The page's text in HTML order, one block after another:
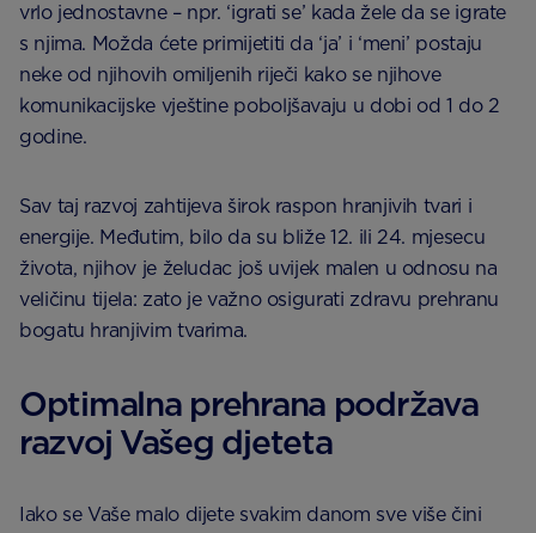
vrlo jednostavne – npr. ‘igrati se’ kada žele da se igrate
s njima. Možda ćete primijetiti da ‘ja’ i ‘meni’ postaju
neke od njihovih omiljenih riječi kako se njihove
komunikacijske vještine poboljšavaju u dobi od 1 do 2
godine.
Sav taj razvoj zahtijeva širok raspon hranjivih tvari i
energije. Međutim, bilo da su bliže 12. ili 24. mjesecu
života, njihov je želudac još uvijek malen u odnosu na
veličinu tijela: zato je važno osigurati zdravu prehranu
bogatu hranjivim tvarima.
Optimalna prehrana podržava
razvoj Vašeg djeteta
Iako se Vaše malo dijete svakim danom sve više čini